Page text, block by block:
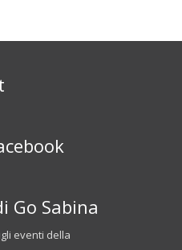
Go Sabina
eventi della